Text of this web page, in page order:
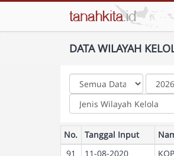
DATA WILAYAH
No. Tanggal Input
91
11-08-2020